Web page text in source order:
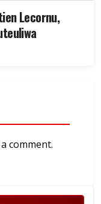
Lecornu,
comment.